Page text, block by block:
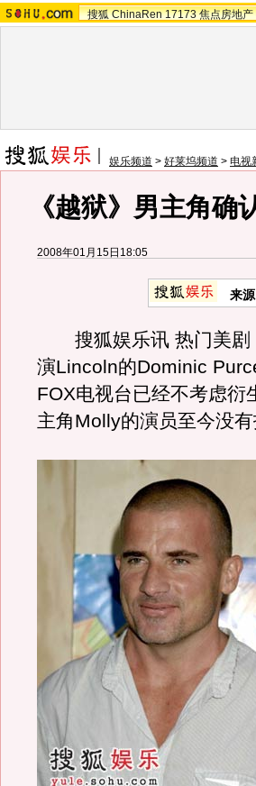
搜狐 ChinaRen 17173 焦点房地产
娱乐频道 > 好莱坞频道 > 电视
《越狱》男主角
2008年01月15日18:05
来
搜狐娱乐讯 热门美剧
演Lincoln的Dominic
FOX电视台已经不考虑衍
主角Molly的演员至今没有